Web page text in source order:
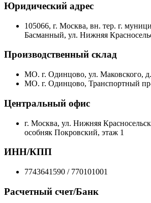
Юридический адрес
105066, г. Москва, вн. тер. г.
Басманный, ул. Нижняя
Производственный склад
МО. г. Одинцово, ул. Маковского,
МО. г. Одинцово, Транспортный
Центральный офис
г. Москва, ул. Нижняя
особняк Покровский, этаж 1
ИНН/КПП
7743641590 / 770101001
Расчетный счет/Банк